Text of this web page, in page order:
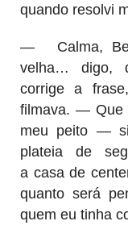
quando resolvi
—
Calma,
velha… digo,
corrige a
filmava. — Que
meu peito —
plateia de
a casa de
quanto será
quem eu tinha